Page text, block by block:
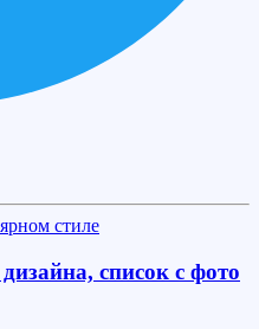
список с фото